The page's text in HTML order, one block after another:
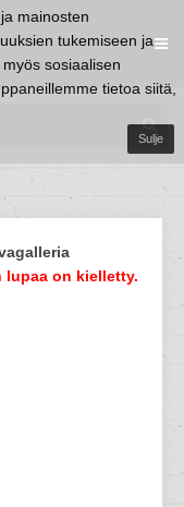
mainosten
tukemiseen ja
sosiaalisen
tietoa siitä,
Sulje
lupaa on kielletty.